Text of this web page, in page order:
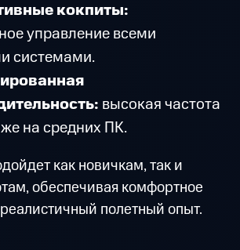
кокпиты:
управление всеми
системами.
высокая частота
на средних ПК.
как новичкам, так и
обеспечивая комфортное
полетный опыт.